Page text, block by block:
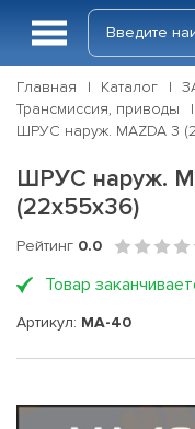
Главная Каталог
Трансмиссия, приводы
ШРУС наруж. MAZDA 3
ШРУС наруж.
(22x55x36)
Рейтинг 0.0
Товар
Артикул: MA-40